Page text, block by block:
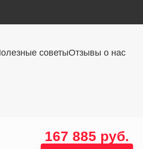
советыОтзывы о нас
167 885 руб.